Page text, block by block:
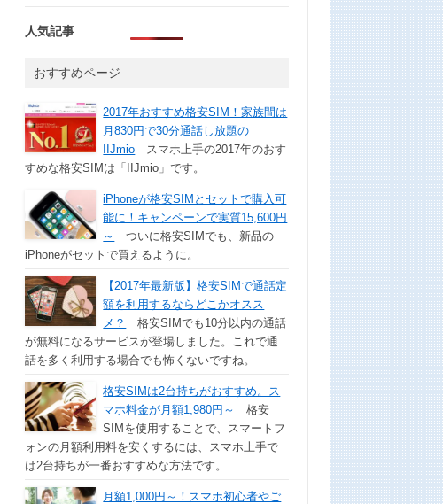
人気記事
おすすめページ
2017年おすすめ格安SIM！家族間は
月830円で30分通話し放題の
IIJmio スマホ上手の2017年のおす
すめな格安SIMは「IIJmio」です。
iPhoneが格安SIMとセットで購入可
能に！キャンペーンで実質15,600円
～
ついに格安SIMでも、新品の
iPhoneがセットで買えるように。
【2017年最新版】格安SIMで通話定
額を利用するならどこかオスス
メ？
格安SIMでも10分以内の通話
が無料になるサービスが登場しました。これで通
話を多く利用する場合でも怖くないですね。
格安SIMは2台持ちがおすすめ。ス
マホ料金が月額1,980円～
格安
SIMを使用することで、スマートフ
ォンの月額利用料を安くするには、スマホ上手で
は2台持ちが一番おすすめな方法です。
月額1,000円～！スマホ初心者やご